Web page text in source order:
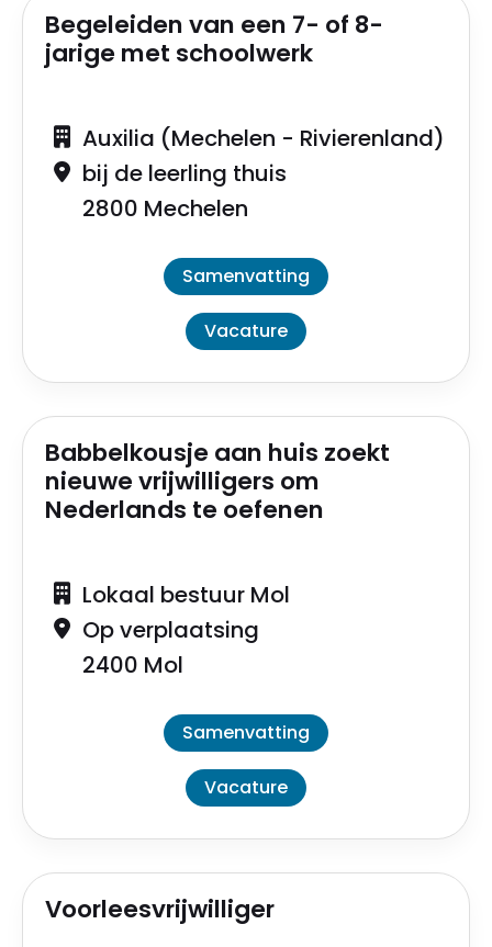
Begeleiden van een 7- of 8-
jarige met schoolwerk
Auxilia (Mechelen - Rivierenland)
bij de leerling thuis
2800 Mechelen
Samenvatting
Vacature
Babbelkousje aan huis zoekt
nieuwe vrijwilligers om
Nederlands te oefenen
Lokaal bestuur Mol
Op verplaatsing
2400 Mol
Samenvatting
Vacature
Voorleesvrijwilliger